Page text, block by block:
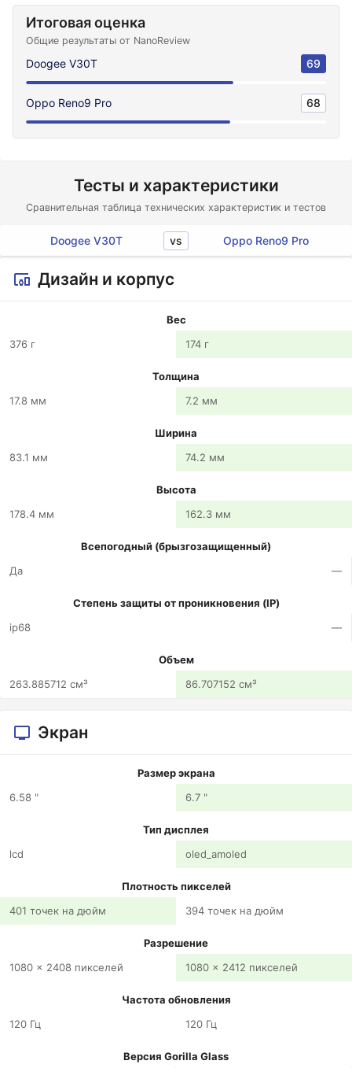
Итоговая оценка
Общие результаты от NanoReview
Doogee V30T 69
Oppo Reno9 Pro 68
Тесты и характеристики
Сравнительная таблица технических характеристик и тестов
Doogee V30T vs Oppo Reno9 Pro
Дизайн и корпус
Вес
376 г
174 г
Толщина
17.8 мм
7.2 мм
Ширина
83.1 мм
74.2 мм
Высота
178.4 мм
162.3 мм
Всепогодный (брызгозащищенный)
Да
—
Степень защиты от проникновения (IP)
ip68
—
Объем
263.885712 см³
86.707152 см³
Экран
Размер экрана
6.58 "
6.7 "
Тип дисплея
lcd
oled_amoled
Плотность пикселей
401 точек на дюйм
394 точек на дюйм
Разрешение
1080 x 2408 пикселей
1080 x 2412 пикселей
Частота обновления
120 Гц
120 Гц
Версия Gorilla Glass